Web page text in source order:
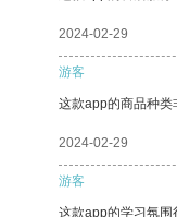
2024-02-29
游客
这款app的商品种类
2024-02-29
游客
这款app的学习氛围